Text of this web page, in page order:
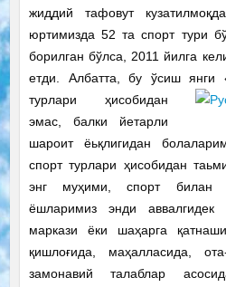
жиддий тафовут
юртимизда 52 та спорт тури
борилган бўлса, 2011 йилга
етди. Албатта, бу ўсиш янги
турлари ҳисобидан
эмас, балки йетарли
шароит ёьқлигидан
спорт турлари ҳисобидан
энг муҳими, спорт билан
ёшларимиз энди аввалгидек
маркази ёки шаҳарга
қишлоғида, маҳалласида,
замонавий талаблар